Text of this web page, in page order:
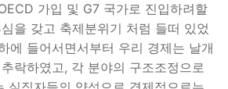
가입 및 G7 국가로 진입하려할
을 갖고 축제분위기 처럼 들떠 있었
에 들어서면서부터 우리 경제는 날개
락하였고, 각 분야의 구조조정으로